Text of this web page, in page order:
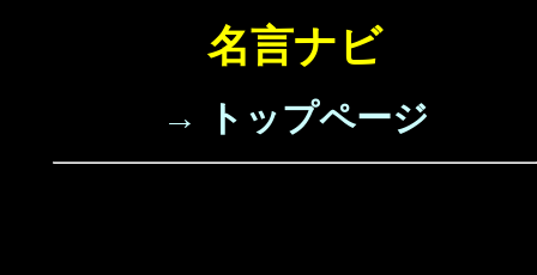
名言ナビ
→ トップページ